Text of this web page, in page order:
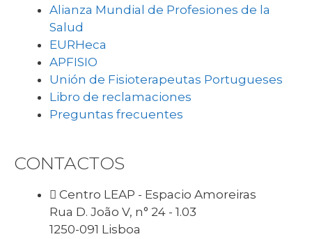
Alianza Mundial de Profesiones de la
Salud
EURHeca
APFISIO
Unión de Fisioterapeutas Portugueses
Libro de reclamaciones
Preguntas frecuentes
CONTACTOS
Centro LEAP - Espacio Amoreiras
Rua D. João V, n° 24 - 1.03
1250-091 Lisboa